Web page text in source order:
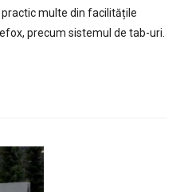
multe din facilitățile
precum sistemul de tab-uri.